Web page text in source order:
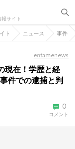
サイト
ト ニュース 事件
entamenews
現在！学歴と経
件での逮捕と判
0
コメント